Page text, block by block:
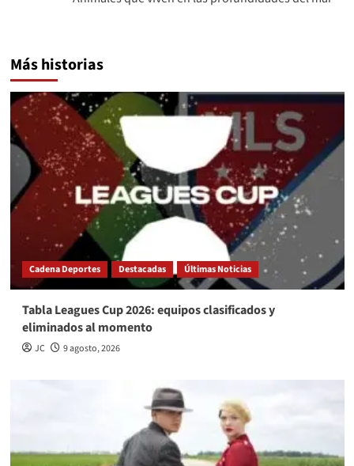
Más historias
Cadena Deportes Destacadas Últimas Noticias
Tabla Leagues Cup 2026: equipos clasificados y
eliminados al momento
JC 9 agosto, 2026